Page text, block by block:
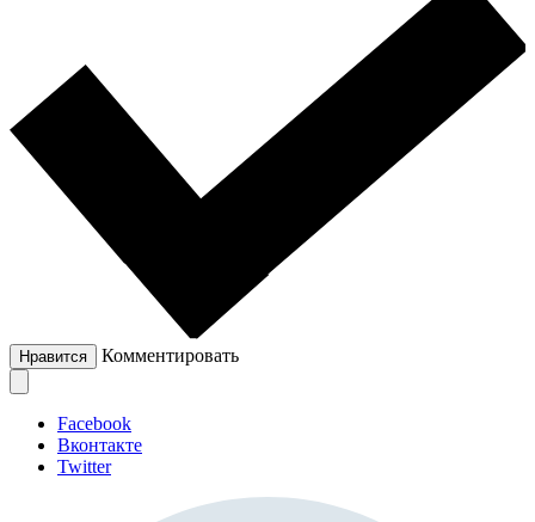
Нравится Комментировать
Facebook
Вконтакте
Twitter